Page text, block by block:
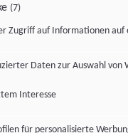
(7)
Zugriff auf Informationen auf
Daten zur Auswahl von
Interesse
für personalisierte